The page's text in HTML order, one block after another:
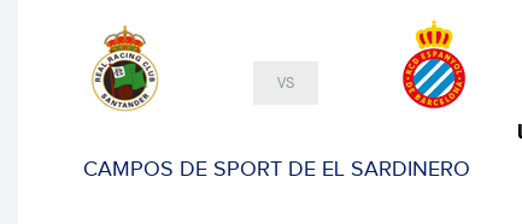
VS
CAMPOS DE SPORT DE EL SARDINERO